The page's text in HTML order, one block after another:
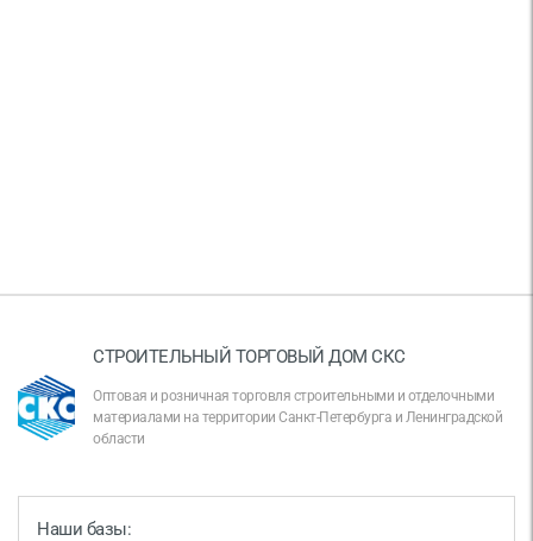
СТРОИТЕЛЬНЫЙ ТОРГОВЫЙ ДОМ СКС
Оптовая и розничная торговля строительными и отделочными
материалами на территории Санкт-Петербурга и Ленинградской
области
Наши базы: